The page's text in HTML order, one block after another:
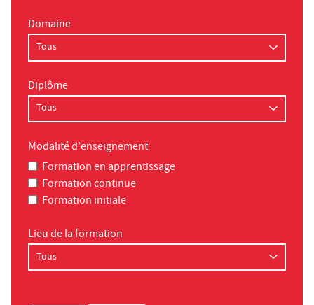
Domaine
Diplôme
Modalité d'enseignement
Formation en apprentissage
Formation continue
Formation initiale
Lieu de la formation